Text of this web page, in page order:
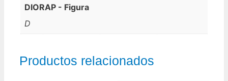
DIORAP - Figura
D
Productos relacionados